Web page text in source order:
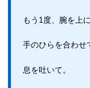
もう1度、腕を上
手のひらを合わせ
息を吐いて。